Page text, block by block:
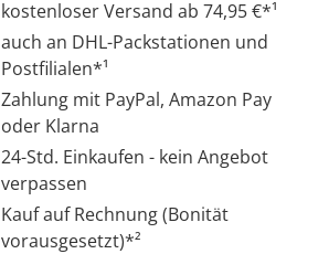
kostenloser Versand ab 74,95 €*¹
auch an DHL-Packstationen und
Postfilialen*¹
Zahlung mit PayPal, Amazon Pay
oder Klarna
24-Std. Einkaufen - kein Angebot
verpassen
Kauf auf Rechnung (Bonität
vorausgesetzt)*²